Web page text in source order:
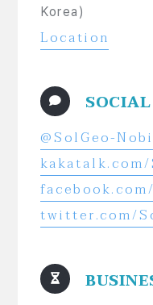
Korea)
Location
SOCIAL
@SolGeo-
twitter.com/